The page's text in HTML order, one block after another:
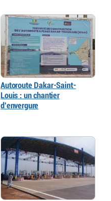
Autoroute Dakar-Saint-
Louis : un chantier
d’envergure